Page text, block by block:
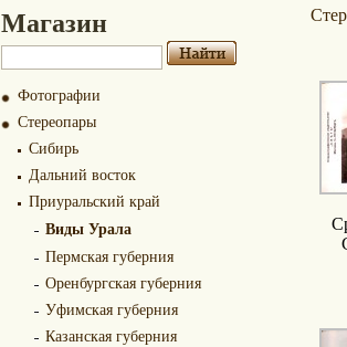
Магазин
Фотографии
Стереопары
Сибирь
Дальний восток
Приуральский край
Виды Урала
Пермская губерния
Оренбургская губерния
Уфимская губерния
Казанская губерния